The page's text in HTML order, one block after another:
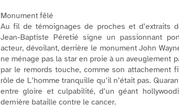
Monument fêlé
Au fil de témoignages de proches et d’extraits
Jean-Baptiste Péretié signe un passionnant
acteur, dévoilant, derrière le monument John
ne ménage pas la star en proie à un aveuglement
par le remords touche, comme son attachement
rôle de L’homme tranquille qu’il n’était pas.
entre gloire et culpabilité, d’un géant
dernière bataille contre le cancer.